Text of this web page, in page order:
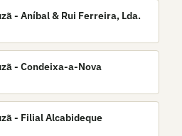
- Aníbal & Rui Ferreira, Lda.
- Condeixa-a-Nova
- Filial Alcabideque